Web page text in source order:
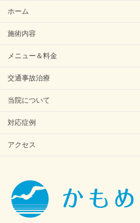
ホーム
施術内容
メニュー＆料金
交通事故治療
当院について
対応症例
アクセス